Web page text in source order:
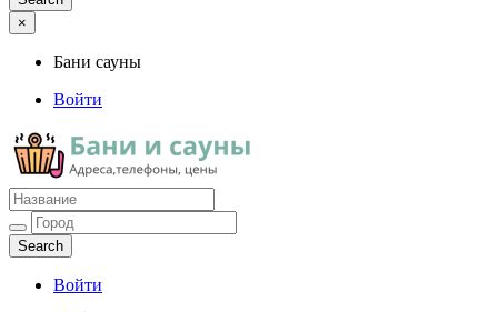
×
Бани сауны
Войти
Бани сауны
Адреса и телефоны
Войти